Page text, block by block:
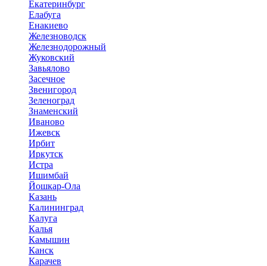
Екатеринбург
Елабуга
Енакиево
Железноводск
Железнодорожный
Жуковский
Завьялово
Засечное
Звенигород
Зеленоград
Знаменский
Иваново
Ижевск
Ирбит
Иркутск
Истра
Ишимбай
Йошкар-Ола
Казань
Калининград
Калуга
Калья
Камышин
Канск
Карачев